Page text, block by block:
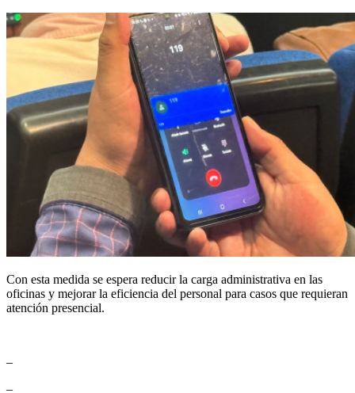
Con esta medida se espera reducir la carga administrativa en las
oficinas y mejorar la eficiencia del personal para casos que requieran
atención presencial.
–
–